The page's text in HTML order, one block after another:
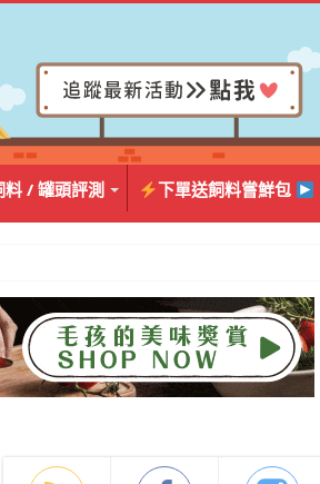
料 / 罐頭評測 下單送飼料嘗鮮包